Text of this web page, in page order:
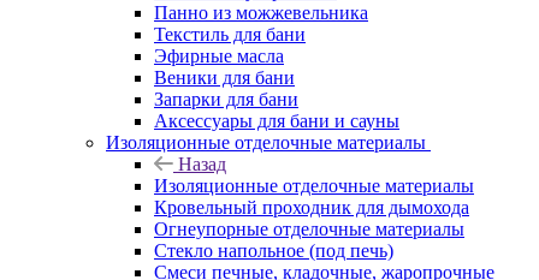
Панно из можжевельника
Текстиль для бани
Эфирные масла
Веники для бани
Запарки для бани
Аксессуары для бани и сауны
Изоляционные отделочные материалы
Назад
Изоляционные отделочные материалы
Кровельный проходник для дымохода
Огнеупорные отделочные материалы
Стекло напольное (под печь)
Смеси печные, кладочные, жаропрочные